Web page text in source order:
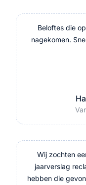
Beloftes die
nagekomen.
Wij zochten
jaarverslag
hebben die